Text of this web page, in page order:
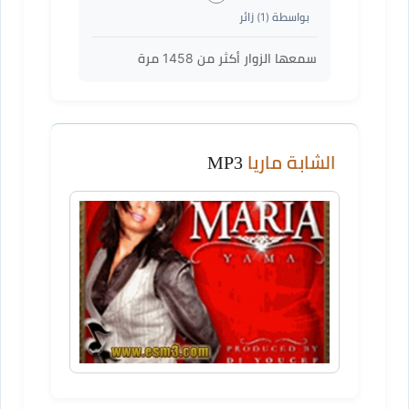
بواسطة ( 1) زائر
سمعها الزوار أكثر من 1458 مرة
الشابة ماريا